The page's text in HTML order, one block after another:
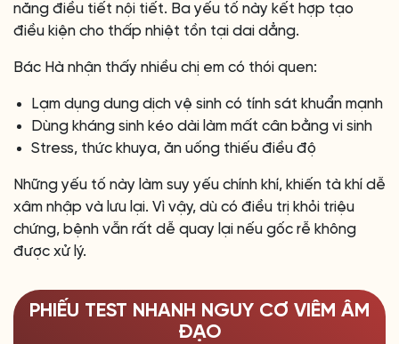
năng điều tiết nội tiết. Ba yếu tố này kết hợp tạo
điều kiện cho thấp nhiệt tồn tại dai dẳng.
Bác Hà nhận thấy nhiều chị em có thói quen:
Lạm dụng dung dịch vệ sinh có tính sát khuẩn mạnh
Dùng kháng sinh kéo dài làm mất cân bằng vi sinh
Stress, thức khuya, ăn uống thiếu điều độ
Những yếu tố này làm suy yếu chính khí, khiến tà khí dễ
xâm nhập và lưu lại. Vì vậy, dù có điều trị khỏi triệu
chứng, bệnh vẫn rất dễ quay lại nếu gốc rễ không
được xử lý.
PHIẾU TEST NHANH NGUY CƠ VIÊM ÂM
ĐẠO